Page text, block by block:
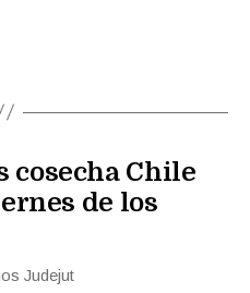
cosecha Chile
de los
Judejut